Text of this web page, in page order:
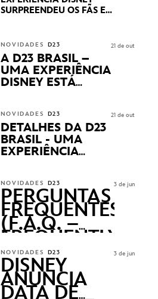
LANÇAMENTOS
SURPREENDEU OS FÃS EM
APRESENTAÇÕES E
PRODUTOS EXCLUSIVOS
NO TRANSAMÉRICA EXPO
CENTER EM SÃO PAULO
NOVIDADES D23
A D23 BRASIL –
UMA EXPERIÊNCIA
DISNEY ESTÁ
21 de out
NOVIDADES D23
DETALHES DA D23
BRASIL - UMA
EXPERIÊNCIA
21 de out
NOVIDADES D23
PERGUNTAS
FREQUENTES
(F.A.Q. –
FREQUENTLY
ASKED
QUESTIONS)
3 de jun
NOVIDADES D23
DISNEY
ANUNCIA
DATA DE
3 de jun